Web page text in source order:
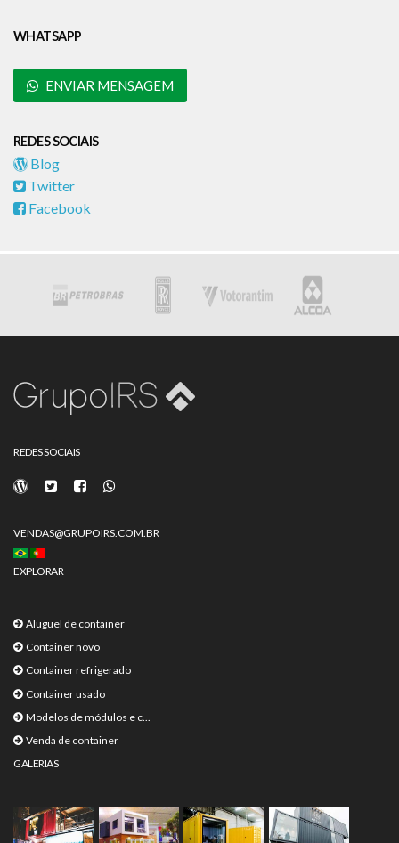
WHATSAPP
ENVIAR MENSAGEM
REDES SOCIAIS
Blog
Twitter
Facebook
REDES SOCIAIS
VENDAS@GRUPOIRS.COM.BR
EXPLORAR
Aluguel de container
Container novo
Container refrigerado
Container usado
Modelos de módulos e c...
Venda de container
GALERIAS